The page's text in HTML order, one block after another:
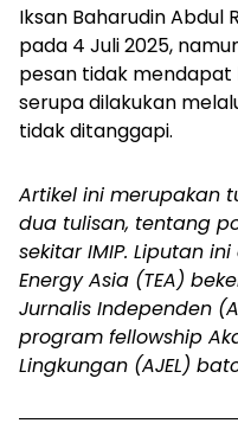
Iksan Baharudin Abdul
pada 4 Juli 2025,
pesan tidak mendapat
serupa dilakukan
tidak ditanggapi.
Artikel ini merupakan
dua tulisan, tentang
sekitar IMIP. Liputan
Energy Asia (TEA)
Jurnalis Independen
program fellowship
Lingkungan (AJEL)